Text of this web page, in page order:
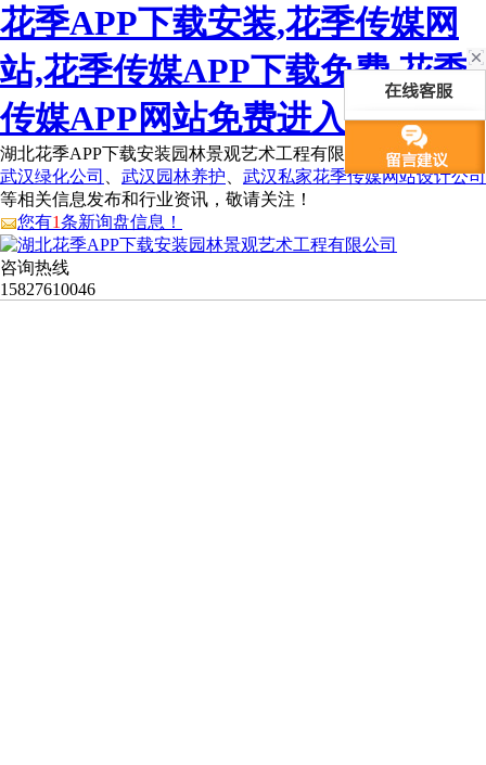
花季APP下载安装,花季传媒网
站,花季传媒APP下载免费,花季
传媒APP网站免费进入
湖北花季APP下载安装园林景观艺术工程有限公司为您免费提供
武汉绿化公司
武汉园林养护
武汉私家花季传媒网站设计公司
等相关信息发布和行业资讯，敬请关注！
您有1条新询盘信息！
咨询热线
15827610046